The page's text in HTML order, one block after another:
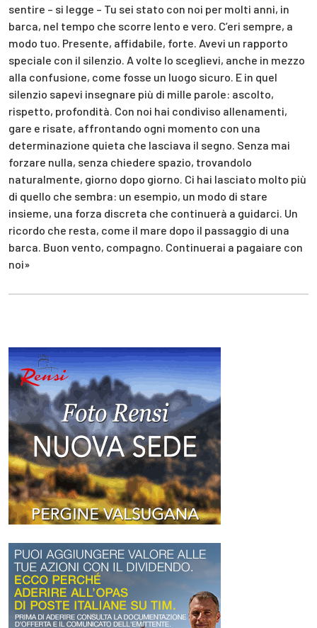
sentire – si legge – Tu sei stato con noi per molti anni, in
barca, nel tempo che scorre lento e vero. C’eri sempre, a
modo tuo. Presente, affidabile, forte. Avevi un rapporto
speciale con il silenzio. A volte lo sceglievi, anche in mezzo
alla confusione, come fosse un luogo sicuro. E in quel
silenzio sapevi insegnare più di mille parole: ascolto,
rispetto, profondità. Con noi hai condiviso allenamenti,
gare e risate, affrontando ogni momento con una
determinazione quieta che lasciava il segno. Senza mai
forzare nulla, senza chiedere spazio, trovandolo
naturalmente, giorno dopo giorno. Ci hai lasciato molto più
di quello che sembra: un esempio, un modo di stare
insieme, una forza discreta che continuerà a guidarci. Un
ricordo che resta, come il mare dopo il passaggio di una
barca. Buon vento, compagno. Continuerai a pagaiare con
noi»